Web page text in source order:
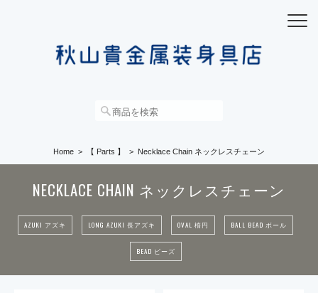
Home 【 Parts 】 Necklace Chain ネックレスチェーン
NECKLACE CHAIN ネックレスチェーン
AZUKI アズキ LONG AZUKI 長アズキ OVAL 楕円 BALL BEAD ボール
BEAD ビーズ